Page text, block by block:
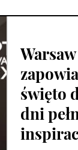
Piękno
Jak
Wygoda i